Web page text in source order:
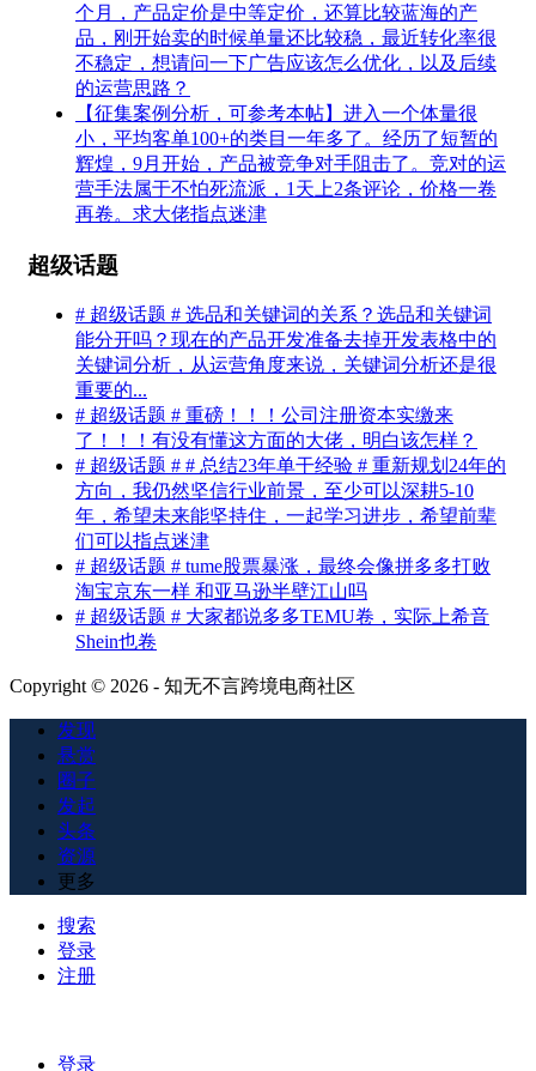
个月，产品定价是中等定价，还算比较蓝海的产
品，刚开始卖的时候单量还比较稳，最近转化率很
不稳定，想请问一下广告应该怎么优化，以及后续
的运营思路？
【征集案例分析，可参考本帖】进入一个体量很
小，平均客单100+的类目一年多了。经历了短暂的
辉煌，9月开始，产品被竞争对手阻击了。竞对的运
营手法属于不怕死流派，1天上2条评论，价格一卷
再卷。求大佬指点迷津
超级话题
# 超级话题 # 选品和关键词的关系？选品和关键词
能分开吗？现在的产品开发准备去掉开发表格中的
关键词分析，从运营角度来说，关键词分析还是很
重要的...
# 超级话题 # 重磅！！！公司注册资本实缴来
了！！！有没有懂这方面的大佬，明白该怎样？
# 超级话题 # # 总结23年单干经验 # 重新规划24年的
方向，我仍然坚信行业前景，至少可以深耕5-10
年，希望未来能坚持住，一起学习进步，希望前辈
们可以指点迷津
# 超级话题 # tume股票暴涨，最终会像拼多多打败
淘宝京东一样 和亚马逊半壁江山吗
# 超级话题 # 大家都说多多TEMU卷，实际上希音
Shein也卷
Copyright © 2026 - 知无不言跨境电商社区
发现
悬赏
圈子
发起
头条
资源
更多
搜索
登录
注册
登录